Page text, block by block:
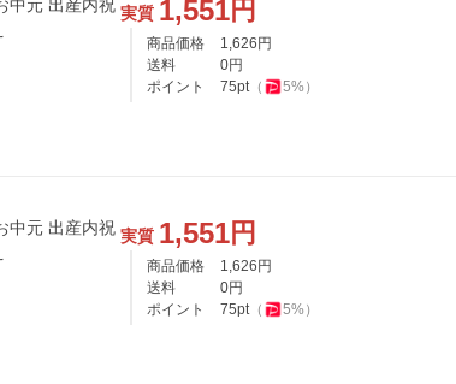
実質 1,551円
商品価格 1,626 円
送料
0円
ポイント
75pt（ 5%）
実質 1,551円
商品価格 1,626 円
送料
0円
ポイント
75pt（ 5%）